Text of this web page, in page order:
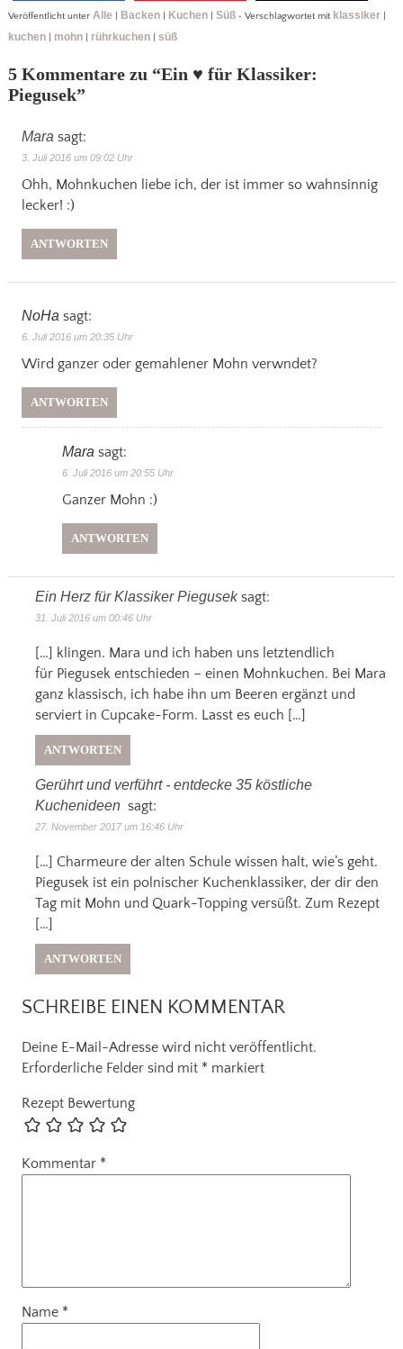
Veröffentlicht unter Alle Backen| Kuchen| Süß• Verschlagwortet mit klassiker|
kuchen| mohn| rührkuchen| süß
5 Kommentare zu “Ein ♥ für Klassiker:
Piegusek”
Mara sagt:
3. Juli 2016 um 09:02 Uhr
Ohh, Mohnkuchen liebe ich, der ist immer so wahnsinnig
lecker! :)
ANTWORTEN
NoHa sagt:
6. Juli 2016 um 20:35 Uhr
Wird ganzer oder gemahlener Mohn verwndet?
ANTWORTEN
Mara sagt:
6. Juli 2016 um 20:55 Uhr
Ganzer Mohn :)
ANTWORTEN
Ein Herz für Klassiker Piegusek sagt:
31. Juli 2016 um 00:46 Uhr
[…] klingen. Mara und ich haben uns letztendlich
für Piegusek entschieden – einen Mohnkuchen. Bei Mara
ganz klassisch, ich habe ihn um Beeren ergänzt und
serviert in Cupcake-Form. Lasst es euch […]
ANTWORTEN
Gerührt und verführt - entdecke 35 köstliche
Kuchenideen sagt:
27. November 2017 um 16:46 Uhr
[…] Charmeure der alten Schule wissen halt, wie’s geht.
Piegusek ist ein polnischer Kuchenklassiker, der dir den
Tag mit Mohn und Quark-Topping versüßt. Zum Rezept
[…]
ANTWORTEN
SCHREIBE EINEN KOMMENTAR
Deine E-Mail-Adresse wird nicht veröffentlicht.
Erforderliche Felder sind mit * markiert
Rezept Bewertung
Kommentar *
Name *